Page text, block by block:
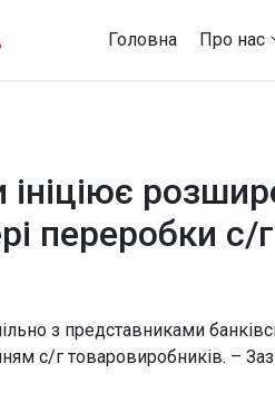
Головна Про нас
ініціює
переробки с/г
з представниками
с/г товаровиробників. –